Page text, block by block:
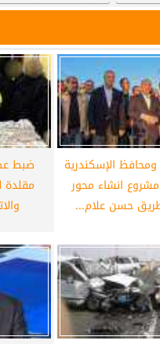
ومحافظ الإسكندرية
انشاء محور
حسن علام...
ضبط
مقلدة
بعثة الأهلي لمواجهة
بكأس خوان جامبر